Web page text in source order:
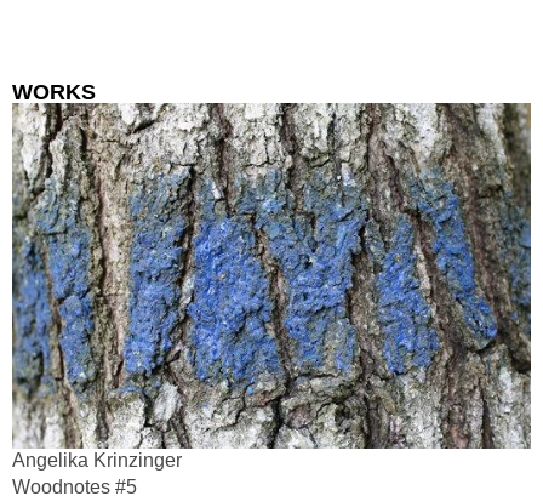
WORKS
Angelika Krinzinger
Woodnotes #5